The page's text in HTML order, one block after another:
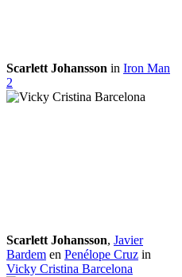
Scarlett Johansson in Iron Man
2
Scarlett Johansson, Javier
Bardem en Penélope Cruz in
Vicky Cristina Barcelona